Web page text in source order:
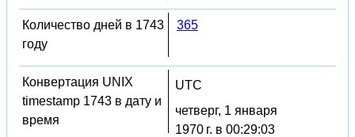
Количество дней в 1743
году
365
Конвертация UNIX
timestamp 1743 в дату и
время
UTC
четверг, 1 января
1970 г. в 00:29:03